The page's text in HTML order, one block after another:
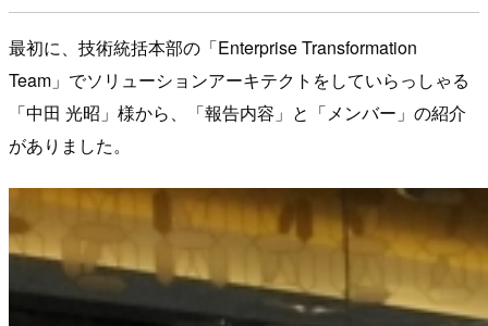
最初に、技術統括本部の「Enterprise Transformation
Team」でソリューションアーキテクトをしていらっしゃる
「中田 光昭」様から、「報告内容」と「メンバー」の紹介
がありました。